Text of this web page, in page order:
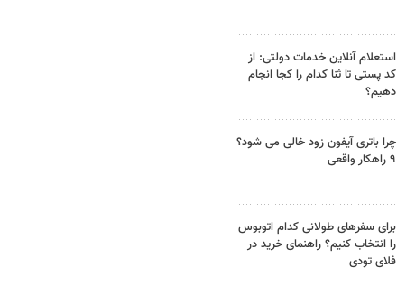
استعلام آنلاین خدمات دولتی: از
کد پستی تا ثنا کدام را کجا انجام
دهیم؟
چرا باتری آیفون زود خالی می شود؟
۹ راهکار واقعی
برای سفرهای طولانی کدام اتوبوس
را انتخاب کنیم؟ راهنمای خرید در
فلای تودی